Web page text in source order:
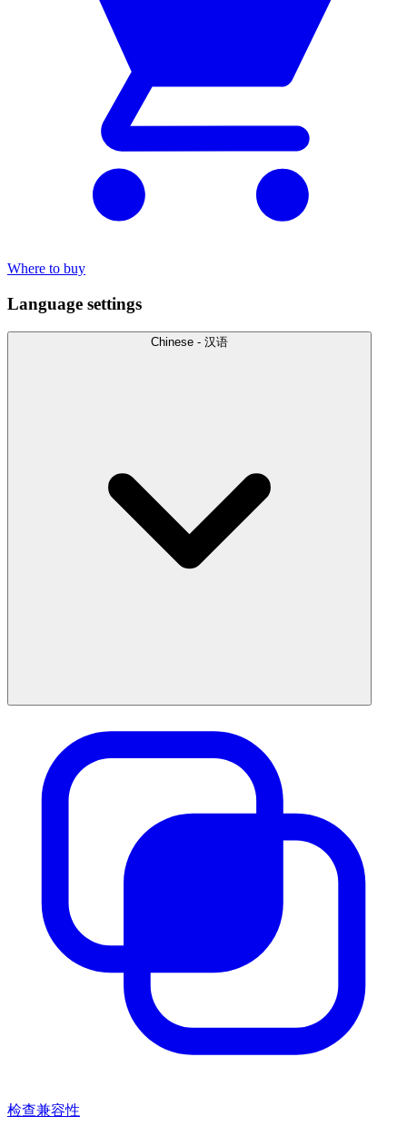
Where to buy
Language settings
Chinese - 汉语
检查兼容性